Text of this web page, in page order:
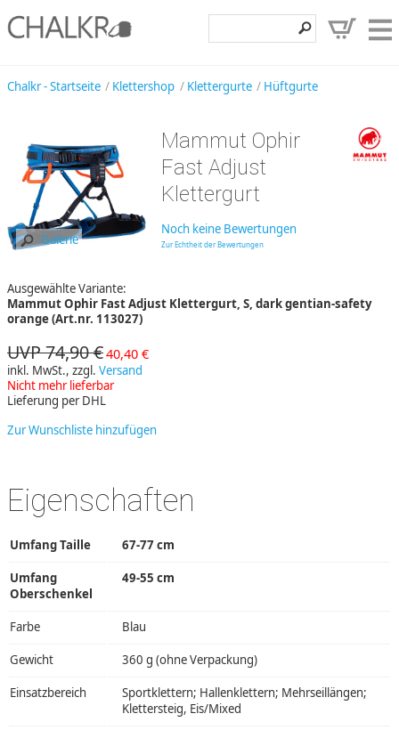
Klettershop
Entdecken
Hilfe, Kontakt
Chalkr - Startseite Klettershop Klettergurte Hüftgurte
Galerie
Mammut Ophir
Fast Adjust
Klettergurt
Noch keine Bewertungen
Zur Echtheit der Bewertungen
Ausgewählte Variante:
Mammut Ophir Fast Adjust Klettergurt, S, dark gentian-safety
orange (Art.nr. 113027)
UVP 74,90 €40,40 €
inkl. MwSt., zzgl. Versand
Nicht mehr lieferbar
Lieferung per DHL
Zur Wunschliste hinzufügen
Eigenschaften
Umfang Taille 67-77 cm
Umfang
Oberschenkel
49-55 cm
Farbe Blau
Gewicht 360 g (ohne Verpackung)
Einsatzbereich
Sportklettern; Hallenklettern; Mehrseillängen;
Klettersteig, Eis/Mixed